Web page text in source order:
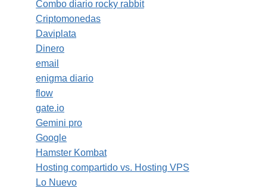
Combo diario rocky rabbit
Criptomonedas
Daviplata
Dinero
email
enigma diario
flow
gate.io
Gemini pro
Google
Hamster Kombat
Hosting compartido vs. Hosting VPS
Lo Nuevo